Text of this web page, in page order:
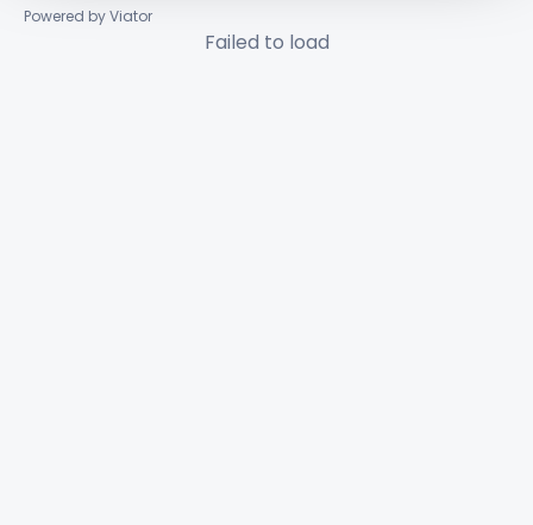
Powered by Viator
Failed to load